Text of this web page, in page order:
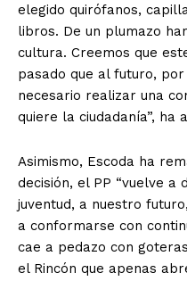
elegido quirófanos,
libros. De un plumazo
cultura. Creemos que
pasado que al futuro,
necesario realizar una
quiere la ciudadanía”, ha
Asimismo, Escoda ha
decisión, el PP “vuelve
juventud, a nuestro
a conformarse con
cae a pedazo con
el Rincón que apenas